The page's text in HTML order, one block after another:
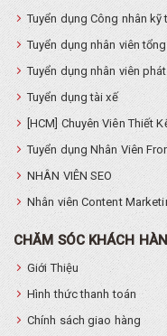
Tuyển dụng Công nhân kỹ
Tuyển dụng nhân viên
Tuyển dụng nhân viên
Tuyển dụng tài xế
[HCM] Chuyên Viên Thiết
Tuyển dụng Nhân Viên
NHÂN VIÊN SEO
Nhân viên Content
CHĂM SÓC KHÁCH
Giới Thiệu
Hình thức thanh toán
Chính sách giao hàng